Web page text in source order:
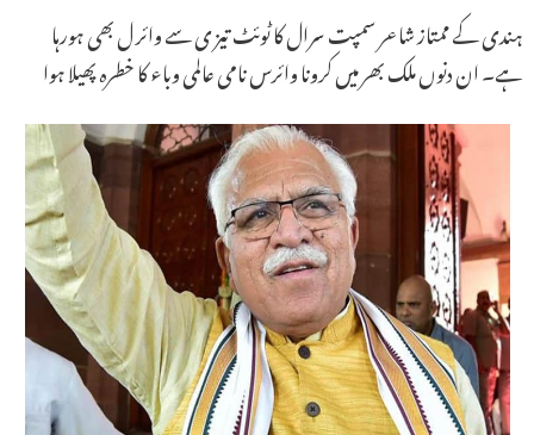
ہندی کے ممتاز شاعر سمپت سرال کا ٹوئٹ تیز ی سے وائر ل بھی ہورہا
ہے۔ ان دنوں ملک بھر میں کرونا وائرس نامی عالمی وباء کا خطرہ پھیلا ہوا